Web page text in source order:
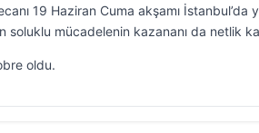
19 Haziran Cuma akşamı İstanbul’da
mücadelenin kazananı da netlik
oldu.